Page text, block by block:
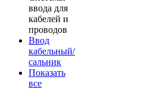
ввода для
кабелей и
проводов
Ввод
кабельный/
сальник
Показать
все